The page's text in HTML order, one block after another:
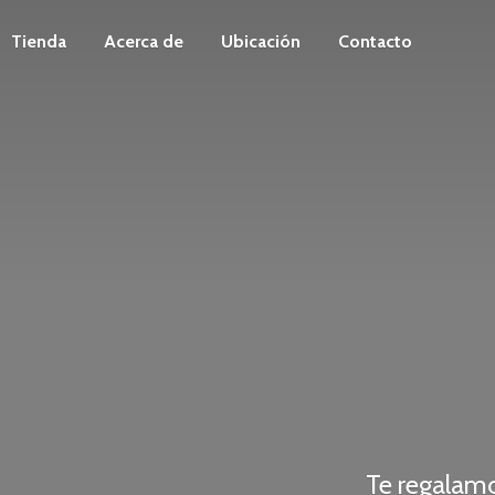
Tienda Acerca de Ubicación Contacto
Te